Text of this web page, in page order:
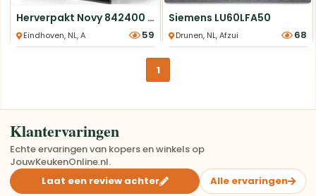
Herverpakt Novy 842400 Recirculatiebox zwart met monoblock
Eindhoven, NL, Afzuigkappen 59
Siemens LU60LFA50
Drunen, NL, Afzuigkappen 68
1
Klantervaringen
Echte ervaringen van kopers en winkels op
JouwKeukenOnline.nl.
Laat een review achter
Alle ervaringen